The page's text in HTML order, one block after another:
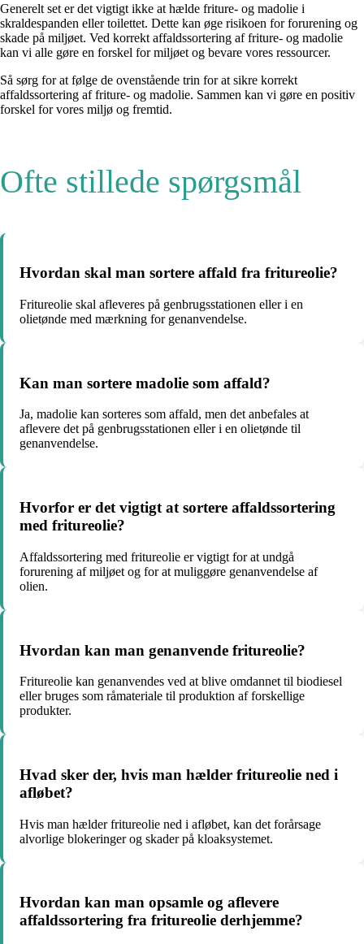
Generelt set er det vigtigt ikke at hælde friture- og madolie i
skraldespanden eller toilettet. Dette kan øge risikoen for forurening og
skade på miljøet. Ved korrekt affaldssortering af friture- og madolie
kan vi alle gøre en forskel for miljøet og bevare vores ressourcer.
Så sørg for at følge de ovenstående trin for at sikre korrekt
affaldssortering af friture- og madolie. Sammen kan vi gøre en positiv
forskel for vores miljø og fremtid.
Ofte stillede spørgsmål
Hvordan skal man sortere affald fra fritureolie?
Fritureolie skal afleveres på genbrugsstationen eller i en
olietønde med mærkning for genanvendelse.
Kan man sortere madolie som affald?
Ja, madolie kan sorteres som affald, men det anbefales at
aflevere det på genbrugsstationen eller i en olietønde til
genanvendelse.
Hvorfor er det vigtigt at sortere affaldssortering
med fritureolie?
Affaldssortering med fritureolie er vigtigt for at undgå
forurening af miljøet og for at muliggøre genanvendelse af
olien.
Hvordan kan man genanvende fritureolie?
Fritureolie kan genanvendes ved at blive omdannet til biodiesel
eller bruges som råmateriale til produktion af forskellige
produkter.
Hvad sker der, hvis man hælder fritureolie ned i
afløbet?
Hvis man hælder fritureolie ned i afløbet, kan det forårsage
alvorlige blokeringer og skader på kloaksystemet.
Hvordan kan man opsamle og aflevere
affaldssortering fra fritureolie derhjemme?